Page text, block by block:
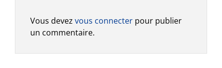
Vous devez vous connecter pour publier
un commentaire.